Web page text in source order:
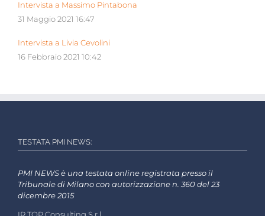
Intervista a Massimo Pintabona
31 Maggio 2021 16:47
Intervista a Livia Cevolini
16 Febbraio 2021 10:42
TESTATA PMI NEWS:
PMI NEWS è una testata online registrata presso il
Tribunale di Milano con autorizzazione n. 360 del 23
dicembre 2015